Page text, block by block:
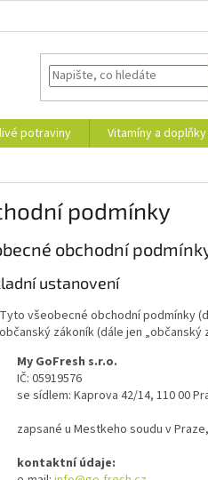
potraviny Vitamíny a
podmínky
obchodní
ustanovení
Tyto všeobecné obchodní podmínky
občanský zákoník (dále jen „občanský
My GoFresh s.r.o.
IČ: 05919576
se sídlem: Kaprova 42/14, 110 00
zapsané u Mestkeho soudu v
kontaktní údaje: